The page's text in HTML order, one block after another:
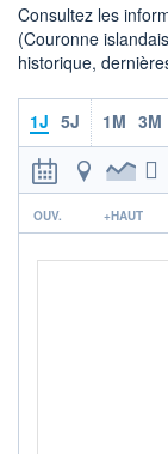
OUVERTURE
399,6387
399,6387
COTATION
Consultez les
(Couronne
historique,
1J 5J 1M 3M
OUV. +HAUT